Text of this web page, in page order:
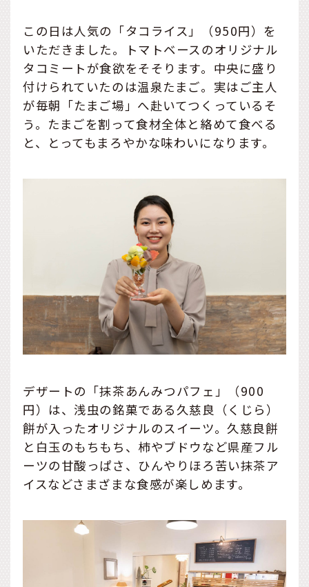
この日は人気の「タコライス」（950円）を
いただきました。トマトベースのオリジナル
タコミートが食欲をそそります。中央に盛り
付けられていたのは温泉たまご。実はご主人
が毎朝「たまご場」へ赴いてつくっているそ
う。たまごを割って食材全体と絡めて食べる
と、とってもまろやかな味わいになります。
デザートの「抹茶あんみつパフェ」（900
円）は、浅虫の銘菓である久慈良（くじら）
餅が入ったオリジナルのスイーツ。久慈良餅
と白玉のもちもち、柿やブドウなど県産フル
ーツの甘酸っぱさ、ひんやりほろ苦い抹茶ア
イスなどさまざまな食感が楽しめます。